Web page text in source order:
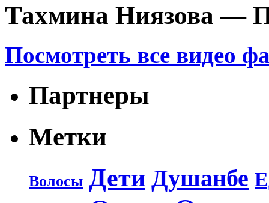
Тахмина Ниязова —
Посмотреть все видео
Партнеры
Метки
Волосы Дети Душанбе